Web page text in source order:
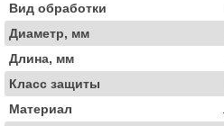
Вид обработки
Диаметр, мм
Длина, мм
Класс защиты
Материал